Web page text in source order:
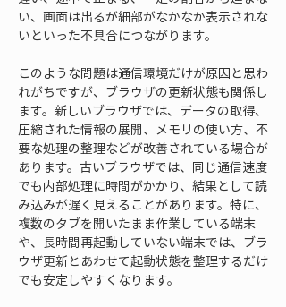
い、画面は出るが細部がなかなか表示されな
いといった不具合につながります。
このような問題は通信環境だけが原因と思わ
れがちですが、ブラウザの更新状態も関係し
ます。新しいブラウザでは、データの取得、
圧縮された情報の展開、メモリの使い方、不
要な処理の整理などが改善されている場合が
あります。古いブラウザでは、同じ通信速度
でも内部処理に時間がかかり、結果として読
み込みが遅く見えることがあります。特に、
複数のタブを開いたまま作業している端末
や、長時間再起動していない端末では、ブラ
ウザ更新とあわせて起動状態を整理するだけ
でも安定しやすくなります。